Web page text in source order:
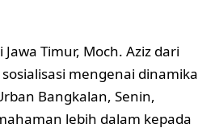
Timur, Moch. Aziz dari
mengenai dinamika
Bangkalan, Senin,
lebih dalam kepada